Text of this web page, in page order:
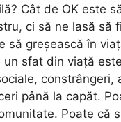
Cât de OK este
ci să ne lasă să
să greșească în
sfat din viață
până la capăt.
Poate că